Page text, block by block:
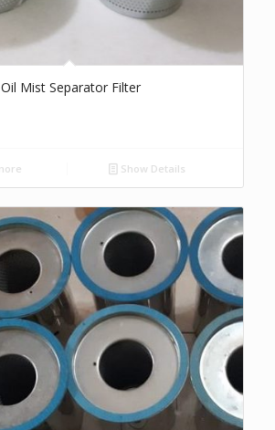
Mist Separator Filter
Show Details